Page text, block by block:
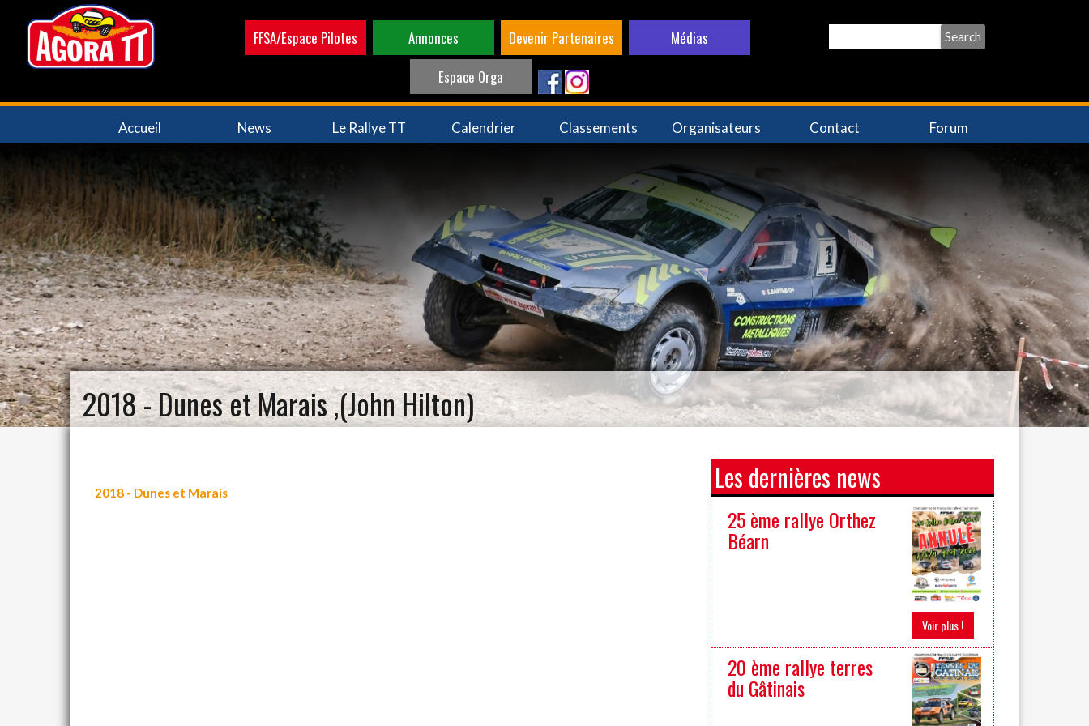
contenu
principal
FFSA/Espace Pilotes Annonces Devenir Partenaires
Médias
Espace Orga
Navigation
principale
Accueil News Le Rallye TT Calendrier Classements Organisateurs Contact Forum
2018 - Dunes et Marais ,(John Hilton)
2018 - Dunes et Marais Les dernières news
25 ème rallye Orthez
Béarn
Voir plus !
20 ème rallye terres
du Gâtinais